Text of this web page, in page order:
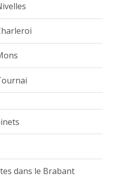
dans le Brabant